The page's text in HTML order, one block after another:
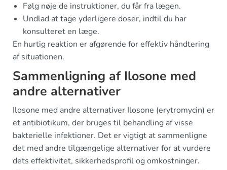
Følg nøje de instruktioner, du får fra lægen.
Undlad at tage yderligere doser, indtil du har
konsulteret en læge.
En hurtig reaktion er afgørende for effektiv håndtering
af situationen.
Sammenligning af Ilosone med
andre alternativer
Ilosone med andre alternativer Ilosone (erytromycin) er
et antibiotikum, der bruges til behandling af visse
bakterielle infektioner. Det er vigtigt at sammenligne
det med andre tilgængelige alternativer for at vurdere
dets effektivitet, sikkerhedsprofil og omkostninger.